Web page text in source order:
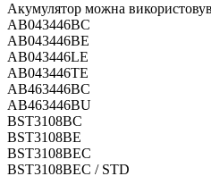
Акумулятор можна
AB043446BC
AB043446BE
AB043446LE
AB043446TE
AB463446BC
AB463446BU
BST3108BC
BST3108BE
BST3108BEC
BST3108BEC / STD